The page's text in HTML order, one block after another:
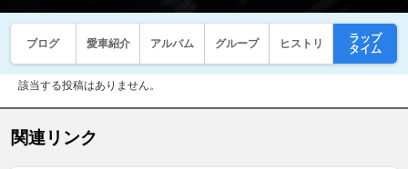
ブログ 愛車紹介 アルバム グループ ヒストリ
ラップ
タイム
該当する投稿はありません。
関連リンク